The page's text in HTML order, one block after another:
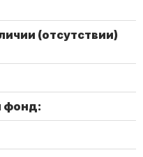
(отсутствии)
фонд: